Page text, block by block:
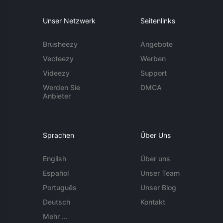
Unser Netzwerk
Brusheezy
Vecteezy
Videezy
Werden Sie
Anbieter
Seitenlinks
Angebote
Werben
Support
DMCA
Sprachen
English
Español
Português
Deutsch
Mehr ...
Über Uns
Über uns
Unser Team
Unser Blog
Kontakt